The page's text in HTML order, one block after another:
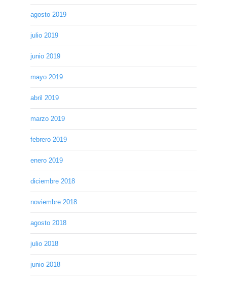
agosto 2019
julio 2019
junio 2019
mayo 2019
abril 2019
marzo 2019
febrero 2019
enero 2019
diciembre 2018
noviembre 2018
agosto 2018
julio 2018
junio 2018